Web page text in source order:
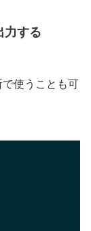
力する
使うことも可